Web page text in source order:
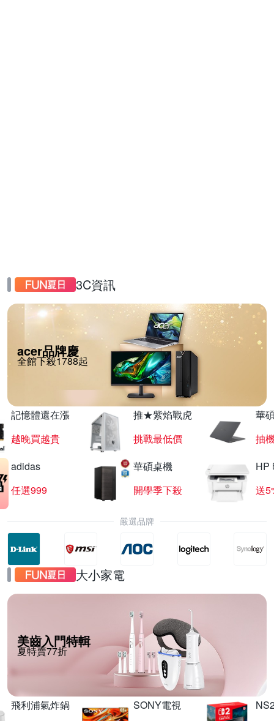
3C資訊
acer品牌慶
全館下殺1788起
記憶體還在漲
越晚買越貴
推★紫焰戰虎
挑戰最低價
華
抽
adidas
任選999
華碩桌機
開學季下殺
HP
送
嚴選品牌
大小家電
美齒入門特輯
夏特賣77折
飛利浦氣炸鍋
SONY電視